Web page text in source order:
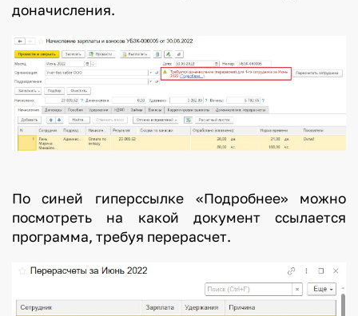
доначисления.
По синей гиперссылке «Подробнее» можно
посмотреть на какой документ ссылается
программа, требуя перерасчет.